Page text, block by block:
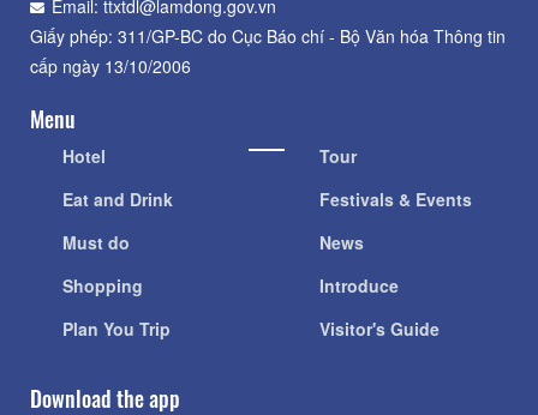
Email: ttxtdl@lamdong.gov.vn
Giấy phép: 311/GP-BC do Cục Báo chí - Bộ Văn hóa Thông tin
cấp ngày 13/10/2006
Menu
Hotel
Eat and Drink
Must do
Shopping
Plan You Trip
Tour
Festivals & Events
News
Introduce
Visitor's Guide
Download the app